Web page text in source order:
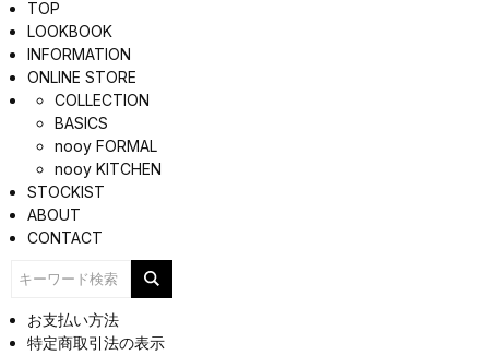
TOP
LOOKBOOK
INFORMATION
ONLINE STORE
COLLECTION
BASICS
nooy FORMAL
nooy KITCHEN
STOCKIST
ABOUT
CONTACT
お支払い方法
特定商取引法の表示